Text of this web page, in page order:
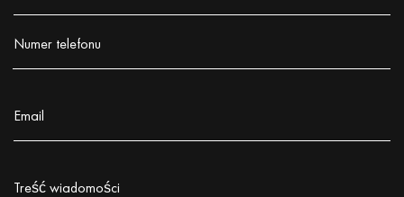
Numer telefonu
Email
Treść wiadomości